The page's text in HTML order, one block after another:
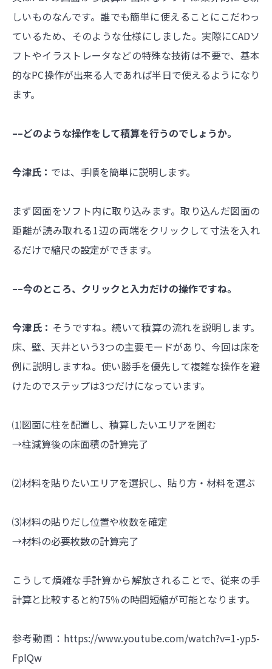
しいものなんです。誰でも簡単に使えることにこだわっ
ているため、そのような仕様にしました。実際にCADソ
フトやイラストレータなどの特殊な技術は不要で、基本
的なPC操作が出来る人であれば半日で使えるようになり
ます。
––どのような操作をして積算を行うのでしょうか。
今津氏： では、手順を簡単に説明します。
まず図面をソフト内に取り込みます。取り込んだ図面の
距離が読み取れる1辺の両端をクリックして寸法を入れ
るだけで縮尺の設定ができます。
––今のところ、クリックと入力だけの操作ですね。
今津氏： そうですね。続いて積算の流れを説明します。
床、壁、天井という3つの主要モードがあり、今回は床を
例に説明しますね。使い勝手を優先して複雑な操作を避
けたのでステップは3つだけになっています。
⑴図面に柱を配置し、積算したいエリアを囲む
→柱減算後の床面積の計算完了
⑵材料を貼りたいエリアを選択し、貼り方・材料を選ぶ
⑶材料の貼りだし位置や枚数を確定
→材料の必要枚数の計算完了
こうして煩雑な手計算から解放されることで、従来の手
計算と比較すると約75％の時間短縮が可能となります。
参考動画： https://www.youtube.com/watch?v=1-yp5-
FplQw